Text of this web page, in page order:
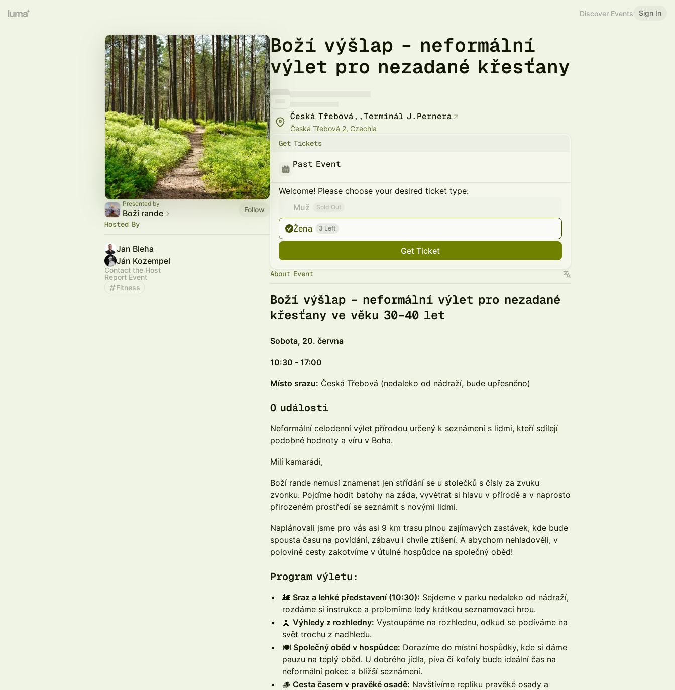
Discover Events Sign In
Presented by
Boží rande Follow
Hosted By
Jan Bleha
Ján Kozempel
Contact the Host
Report Event
Fitness
Boží výšlap – neformální
výlet pro nezadané křesťany
Česká Třebová,,Terminál J.Pernera
Česká Třebová 2, Czechia
Get Tickets
Past Event
Welcome! Please choose your desired ticket type:
Muž
Sold Out
Žena 3 Left
Get Ticket
About Event
Boží výšlap – neformální výlet pro nezadané
křesťany ve věku 30–40 let
Sobota, 20. června
10:30 - 17:00
Místo srazu: Česká Třebová (nedaleko od nádraží, bude upřesněno)
O události
Neformální celodenní výlet přírodou určený k seznámení s lidmi, kteří sdílejí
podobné hodnoty a víru v Boha.
Milí kamarádi,
Boží rande nemusí znamenat jen střídání se u stolečků s čísly za zvuku
zvonku. Pojďme hodit batohy na záda, vyvětrat si hlavu v přírodě a v naprosto
přirozeném prostředí se seznámit s novými lidmi.
Naplánovali jsme pro vás asi 9 km trasu plnou zajímavých zastávek, kde bude
spousta času na povídání, zábavu i chvíle ztišení. A abychom nehladověli, v
polovině cesty zakotvíme v útulné hospůdce na společný oběd!
Program výletu:
🚂 Sraz a lehké představení (10:30): Sejdeme v parku nedaleko od nádraží,
rozdáme si instrukce a prolomíme ledy krátkou seznamovací hrou.
🗼 Výhledy z rozhledny: Vystoupáme na rozhlednu, odkud se podíváme na
svět trochu z nadhledu.
🍽 Společný oběd v hospůdce: Dorazíme do místní hospůdky, kde si dáme
pauzu na teplý oběd. U dobrého jídla, piva či kofoly bude ideální čas na
neformální pokec a bližší seznámení.
🪵 Cesta časem v pravěké osadě: Navštívíme repliku pravěké osady a